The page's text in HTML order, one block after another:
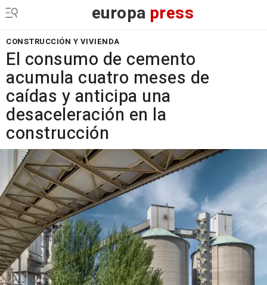
europa press
CONSTRUCCIÓN Y VIVIENDA
El consumo de cemento
acumula cuatro meses de
caídas y anticipa una
desaceleración en la
construcción